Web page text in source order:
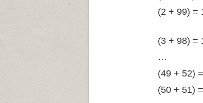
(2 + 99) =
(3 + 98) =
…
(49 + 52)
(50 + 51)